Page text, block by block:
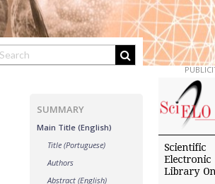
SUMMARY
Main Title (English)
Title (Portuguese)
Authors
Abstract (English)